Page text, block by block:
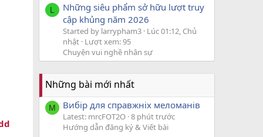
L
Những siêu phẩm sở hữu lượt truy
cập khủng năm 2026
Started by larrypham3 Lúc 01:12, Chủ
nhật Lượt xem: 95
Chuyện vui nghề nhân sự
Những bài mới nhất
M Вибір для справжніх меломанів
Latest: mrcFOT2O 8 phút trước
Hướng dẫn đăng ký & Viết bài